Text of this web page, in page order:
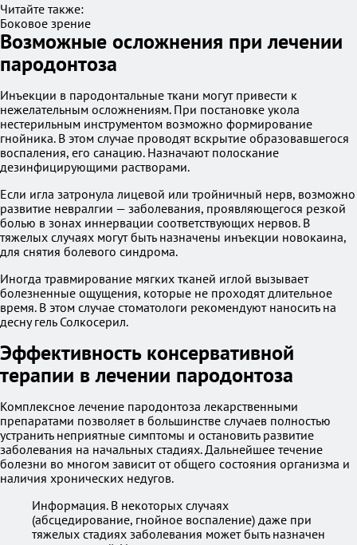
Читайте также:
Боковое зрение
Возможные осложнения при лечении
пародонтоза
Инъекции в пародонтальные ткани могут привести к
нежелательным осложнениям. При постановке укола
нестерильным инструментом возможно формирование
гнойника. В этом случае проводят вскрытие образовавшегося
воспаления, его санацию. Назначают полоскание
дезинфицирующими растворами.
Если игла затронула лицевой или тройничный нерв, возможно
развитие невралгии — заболевания, проявляющегося резкой
болью в зонах иннервации соответствующих нервов. В
тяжелых случаях могут быть назначены инъекции новокаина,
для снятия болевого синдрома.
Иногда травмирование мягких тканей иглой вызывает
болезненные ощущения, которые не проходят длительное
время. В этом случае стоматологи рекомендуют наносить на
десну гель Солкосерил.
Эффективность консервативной
терапии в лечении пародонтоза
Комплексное лечение пародонтоза лекарственными
препаратами позволяет в большинстве случаев полностью
устранить неприятные симптомы и остановить развитие
заболевания на начальных стадиях. Дальнейшее течение
болезни во многом зависит от общего состояния организма и
наличия хронических недугов.
Информация. В некоторых случаях
(абсцедирование, гнойное воспаление) даже при
тяжелых стадиях заболевания может быть назначен